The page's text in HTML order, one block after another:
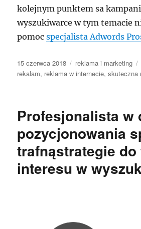
kolejnym punktem sa
wyszukiwarce w tym temacie
pomocspecjalista Adwords
Data
publikacji
15 czerwca 2018 Kategorie
reklama i marketing
rekalam, reklama w internecie,skuteczna
Profesjonalista w
pozycjonowania
trafnąstrategie
interesu w